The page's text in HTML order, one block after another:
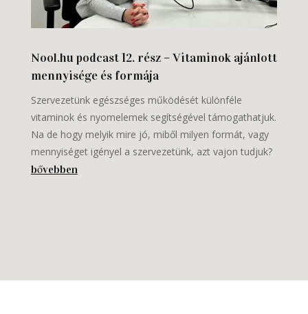
Nool.hu podcast 12. rész – Vitaminok ajánlott
mennyisége és formája
Szervezetünk egészséges működését különféle
vitaminok és nyomelemek segítségével támogathatjuk.
Na de hogy melyik mire jó, miből milyen formát, vagy
mennyiséget igényel a szervezetünk, azt vajon tudjuk?
bővebben